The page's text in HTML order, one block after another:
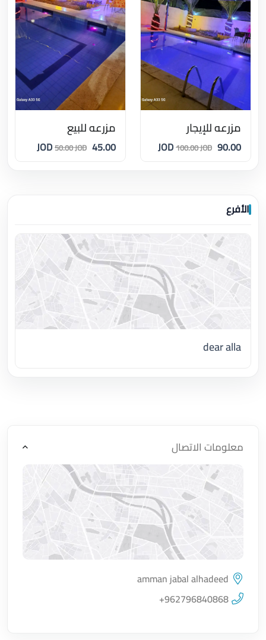
مزرعه للإيجار
90.00 JOD
100.00 JOD
مزرعه للبيع
45.00 JOD
50.00 JOD
الأفرع
dear alla
معلومات الاتصال
اضغط لتحميل الموقع
amman jabal alhadeed
+962796840868